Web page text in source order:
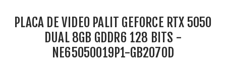
128 Bits - Ne65050019p1-Gb2070d
PLACA DE VIDEO PALIT GEFORCE RTX 5050
DUAL 8GB GDDR6 128 BITS -
NE65050019P1-GB2070D